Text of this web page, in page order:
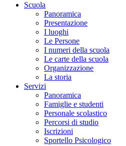
Scuola
Panoramica
Presentazione
I luoghi
Le Persone
I numeri della scuola
Le carte della scuola
Organizzazione
La storia
Servizi
Panoramica
Famiglie e studenti
Personale scolastico
Percorsi di studio
Iscrizioni
Sportello Psicologico